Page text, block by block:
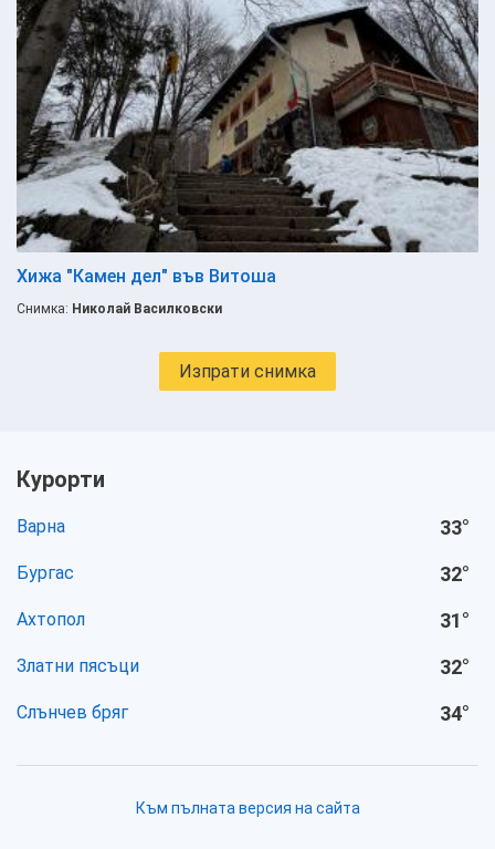
Хижа "Камен дел" във Витоша
Снимка: Николай Василковски
Изпрати снимка
Курорти
Варна 33°
Бургас 32°
Ахтопол 31°
Златни пясъци 32°
Слънчев бряг 34°
Към пълната версия на сайта